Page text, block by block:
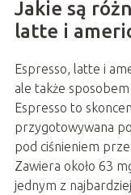
Jakie są
latte i
Espresso, latte i
ale także
Espresso to
przygotowywana
pod ciśnieniem
Zawiera około 63
jednym z